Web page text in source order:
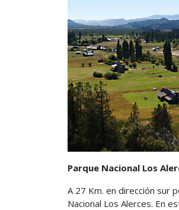
Parque Nacional Los
A 27 Km. en dirección sur
Nacional Los Alerces. En